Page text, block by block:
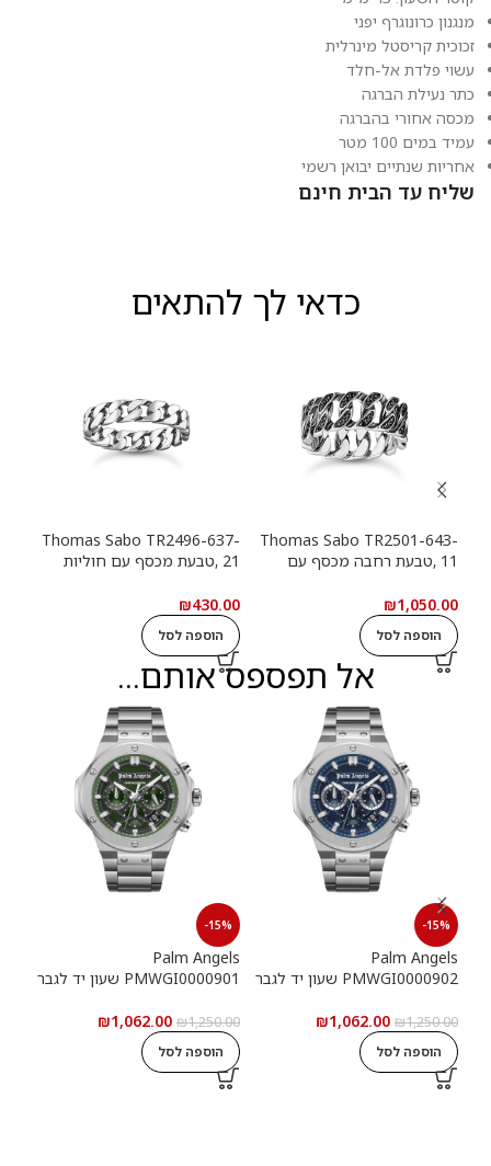
מנגנון כרונוגרף יפני
זכוכית קריסטל מינרלית
עשוי פלדת אל-חלד
כתר נעילת הברגה
מכסה אחורי בהברגה
עמיד במים 100 מטר
אחריות שנתיים יבואן רשמי
שליח עד הבית חינם
כדאי לך להתאים
Thomas Sabo TR2501-643-
11 ,טבעת רחבה מכסף עם
₪1,050.00
הוספה לסל
Thomas Sabo TR2496-637-
21 ,טבעת מכסף עם חוליות
₪430.00
הוספה לסל
אל תפספס אותם...
-15%
Palm Angels
PMWGI0000902 שעון יד לגבר
₪1,250.00
₪1,062.00
הוספה לסל
-15%
Palm Angels
PMWGI0000901 שעון יד לגבר
₪1,250.00
₪1,062.00
הוספה לסל